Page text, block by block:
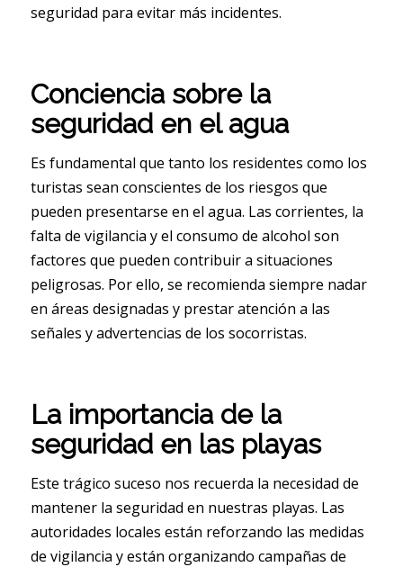
seguridad para evitar más incidentes.
Conciencia sobre la
seguridad en el agua
Es fundamental que tanto los residentes como los
turistas sean conscientes de los riesgos que
pueden presentarse en el agua. Las corrientes, la
falta de vigilancia y el consumo de alcohol son
factores que pueden contribuir a situaciones
peligrosas. Por ello, se recomienda siempre nadar
en áreas designadas y prestar atención a las
señales y advertencias de los socorristas.
La importancia de la
seguridad en las playas
Este trágico suceso nos recuerda la necesidad de
mantener la seguridad en nuestras playas. Las
autoridades locales están reforzando las medidas
de vigilancia y están organizando campañas de